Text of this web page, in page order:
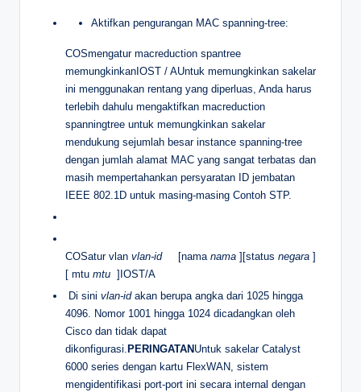
Aktifkan pengurangan MAC spanning-tree:
COSmengatur macreduction spantree
memungkinkanIOST / AUntuk memungkinkan sakelar
ini menggunakan rentang yang diperluas, Anda harus
terlebih dahulu mengaktifkan macreduction
spanningtree untuk memungkinkan sakelar
mendukung sejumlah besar instance spanning-tree
dengan jumlah alamat MAC yang sangat terbatas dan
masih mempertahankan persyaratan ID jembatan
IEEE 802.1D untuk masing-masing Contoh STP.
COSatur vlan vlan-id [namanama ][status negara ]
[ mtu mtu ]IOST/A
Di sini vlan-idakan berupa angka dari 1025 hingga
4096. Nomor 1001 hingga 1024 dicadangkan oleh
Cisco dan tidak dapat
dikonfigurasi. PERINGATAN Untuk sakelar Catalyst
6000 series dengan kartu FlexWAN, sistem
mengidentifikasi port-port ini secara internal dengan